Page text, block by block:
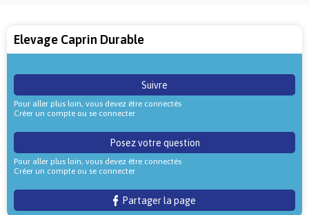
Elevage Caprin Durable
Suivre
Pour aller plus loin, vous devez être connectés
Créer un compte ou se connecter
Posez votre question
Pour aller plus loin, vous devez être connectés
Créer un compte ou se connecter
Partager la page